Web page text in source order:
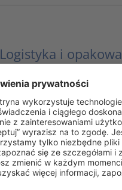
Logistyka i
EN 60062,
UL 94 V0
Tak